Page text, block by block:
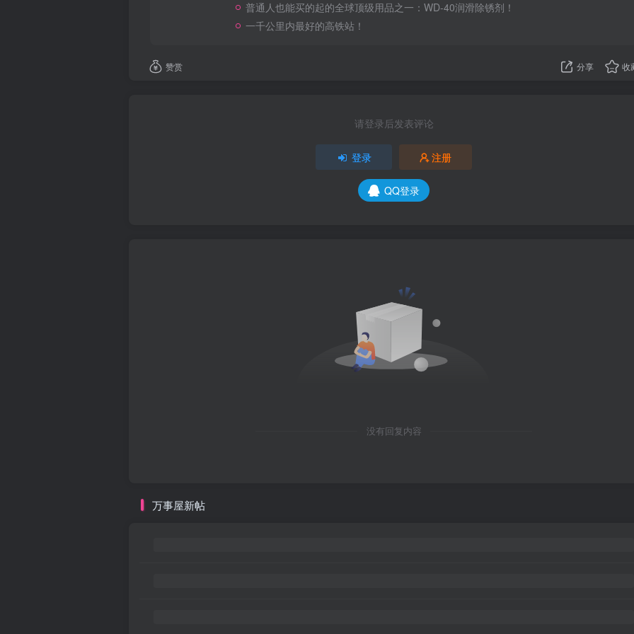
普通人也能买的起的全球顶级用品之一：WD-40润滑除锈剂！
一千公里内最好的高铁站！
赞赏 分享 收
请登录后发表评论
登录 注册
QQ登录
没有回复内容
万事屋新帖